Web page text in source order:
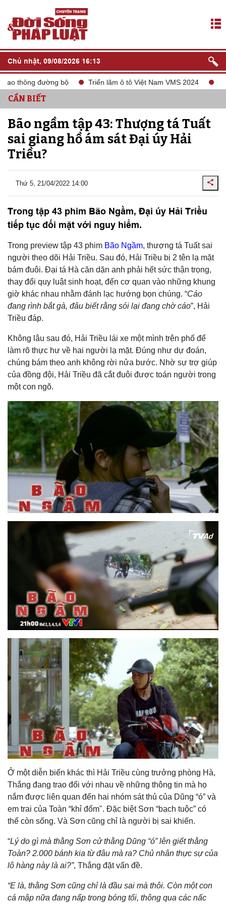
Chủ nhật, 09/08/2026 16:13
thông đường bộ Triển lãm ô tô Việt Nam VMS 2024 tắt
CẦN BIẾT
Bão ngầm tập 43: Thượng tá Tuất
sai giang hồ ám sát Đại úy Hải
Triều?
Thứ 5, 21/04/2022 14:00
Trong tập 43 phim Bão Ngầm, Đại úy Hải Triều
tiếp tục đối mặt với nguy hiểm.
Trong preview tập 43 phim Bão Ngầm, thượng tá Tuất sai
người theo dõi Hải Triều. Sau đó, Hải Triều bị 2 tên lạ mặt
bám đuôi. Đại tá Hà căn dặn anh phải hết sức thận trọng,
thay đổi quy luật sinh hoạt, đến cơ quan vào những khung
giờ khác nhau nhằm đánh lạc hướng bọn chúng. “Cáo
đang rình bắt gà, đâu biết rằng sói lại đang chờ cáo”, Hải
Triều đáp.
Không lâu sau đó, Hải Triều lái xe một mình trên phố để
làm rõ thực hư về hai người lạ mặt. Đúng như dự đoán,
chúng bám theo anh không rời nửa bước. Nhờ sự trợ giúp
của đồng đội, Hải Triều đã cắt đuôi được toán người trong
một con ngõ.
Ở một diễn biến khác thì Hải Triều cùng trưởng phòng Hà,
Thắng đang trao đổi với nhau về những thông tin mà họ
nắm được liên quan đến hai nhóm sát thủ của Dũng “ó” và
em trai của Toàn “khỉ đốm". Đặc biệt Sơn “bạch tuộc” có
thể còn sống. Và Sơn cũng chỉ là người bị sai khiến.
“Lý do gì mà thằng Sơn cử thằng Dũng “ó” lên giết thằng
Toàn? 2.000 bánh kia từ đâu mà ra? Chủ nhân thực sự của
lô hàng này là ai?”, Thắng đặt vấn đề.
“E là, thằng Sơn cũng chỉ là đầu sai mà thôi. Còn một con
cá mập nữa đang nấp trong bóng tối, thông qua các nấc